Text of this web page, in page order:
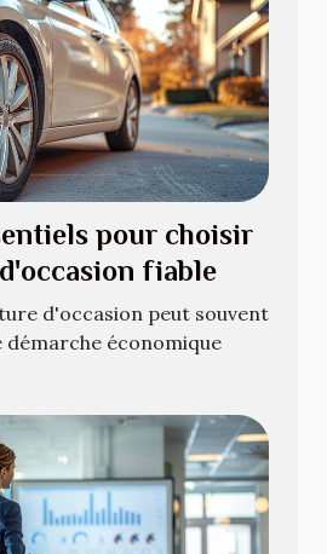
pour choisir
fiable
d'occasion peut souvent
économique